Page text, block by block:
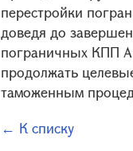
перестройки
доведя до
пограничных КПП
продолжать
таможенным
← К списку